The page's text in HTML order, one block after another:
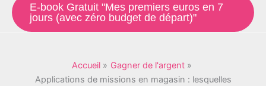
E-book Gratuit "Mes premiers euros en 7
jours (avec zéro budget de départ)"
Accueil
Gagner de l'argent
Applications de missions en magasin : lesquelles